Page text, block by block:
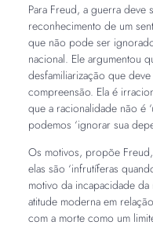
Para Freud, a guerra deve
reconhecimento de um
que não pode ser
nacional. Ele argumentou
desfamiliarização que
compreensão. Ela é
que a racionalidade não é
podemos ‘ignorar sua
Os motivos, propõe
elas são ‘infrutíferas
motivo da incapacidade
atitude moderna em
com a morte como um